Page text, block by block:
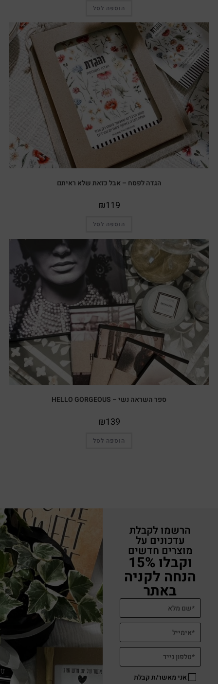
הוספה לסל
הגדה לפסח – אבל כזאת שלא ראיתם
₪119
הוספה לסל
ספר השראה נשי – HELLO GORGEOUS
₪139
הוספה לסל
הרשמו לקבלת
עדכונים על
מוצרים חדשים
וקבלו 15%
הנחה לקניה
באתר
אני מאשר/ת קבלת